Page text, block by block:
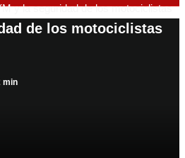
y la seguridad de los motociclistas
de los motociclistas
min